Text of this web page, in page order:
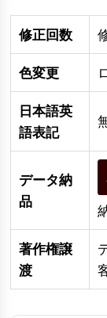
修正回数
色変更
日本語英
語表記
データ納
品
著作権譲
渡